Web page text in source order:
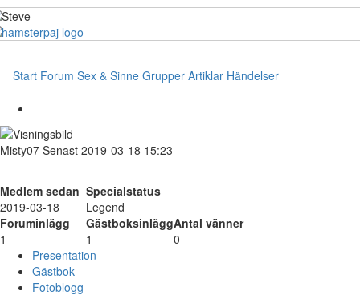
Start Forum Sex & Sinne Grupper Artiklar Händelser
Misty07 Senast 2019-03-18 15:23
Medlem sedan Specialstatus
2019-03-18
Legend
Foruminlägg
GästboksinläggAntal vänner
1
1
0
Presentation
Gästbok
Fotoblogg